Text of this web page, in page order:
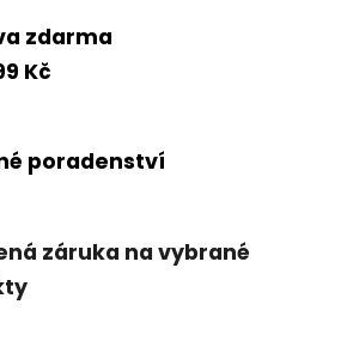
zdarma
Kč
poradenství
záruka na vybrané